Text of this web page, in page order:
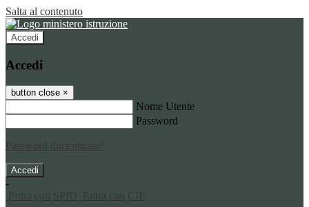
Salta al contenuto
Accedi
Accedi
button close ×
Nome Utente
Password
Password dimenticata?
-
Entra con SPID
Entra con CIE